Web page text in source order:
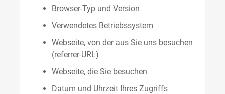
Browser-Typ und Version
Verwendetes Betriebssystem
Webseite, von der aus Sie uns besuchen
(referrer-URL)
Webseite, die Sie besuchen
Datum und Uhrzeit Ihres Zugriffs